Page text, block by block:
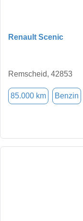
Renault Scenic
Remscheid, 42853
85.000 km Benzin